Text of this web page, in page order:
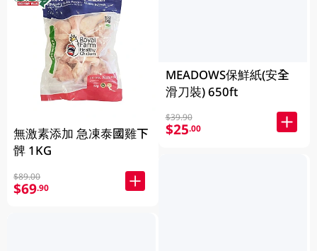
無激素添加 急凍泰國雞下
髀 1KG
$89.00
$69.90
MEADOWS保鮮紙(安全
滑刀裝) 650ft
$39.90
$25.00